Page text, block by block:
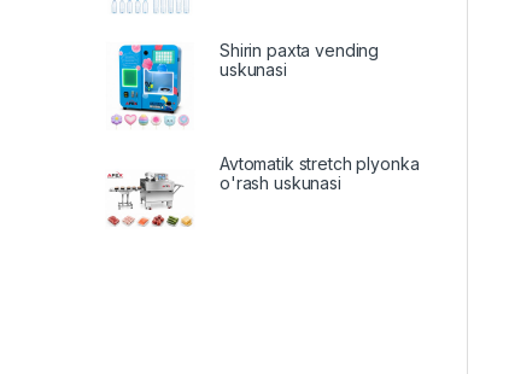
Shirin paxta vending
uskunasi
Avtomatik stretch plyonka
o'rash uskunasi